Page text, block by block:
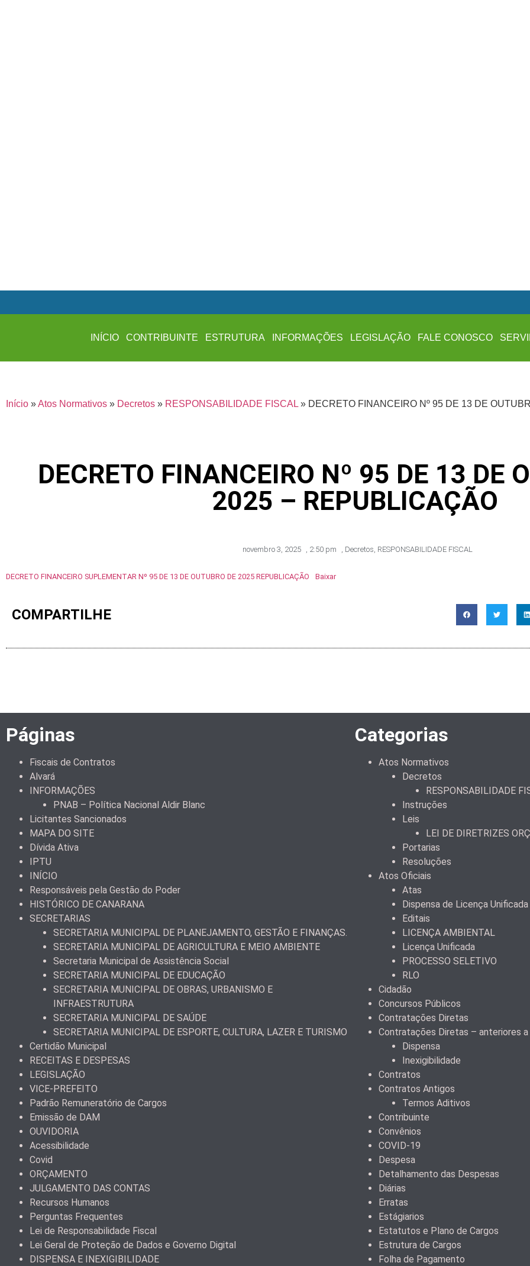
INÍCIO CONTRIBUINTE ESTRUTURA INFORMAÇÕES LEGISLAÇÃO FALE CONOSCO
Início »Atos Normativos » Decretos » RESPONSABILIDADE FISCAL » DECRETO FINANCEIRO Nº 95 DE 13 DE
DECRETO FINANCEIRO Nº 95 DE 13 DE
2025 – REPUBLICAÇÃO
novembro 3, 2025 , 2:50 pm , Decretos, RESPONSABILIDADE FISCAL
DECRETO FINANCEIRO SUPLEMENTAR Nº 95 DE 13 DE OUTUBRO DE 2025 REPUBLICAÇÃO Baixar
COMPARTILHE
Páginas
Fiscais de Contratos
Alvará
INFORMAÇÕES
PNAB – Política Nacional Aldir Blanc
Licitantes Sancionados
MAPA DO SITE
Dívida Ativa
IPTU
INÍCIO
Responsáveis pela Gestão do Poder
HISTÓRICO DE CANARANA
SECRETARIAS
SECRETARIA MUNICIPAL DE PLANEJAMENTO, GESTÃO E FINANÇAS.
SECRETARIA MUNICIPAL DE AGRICULTURA E MEIO AMBIENTE
Secretaria Municipal de Assistência Social
SECRETARIA MUNICIPAL DE EDUCAÇÃO
SECRETARIA MUNICIPAL DE OBRAS, URBANISMO E
INFRAESTRUTURA
SECRETARIA MUNICIPAL DE SAÚDE
SECRETARIA MUNICIPAL DE ESPORTE, CULTURA, LAZER E TURISMO
Certidão Municipal
RECEITAS E DESPESAS
LEGISLAÇÃO
VICE-PREFEITO
Padrão Remuneratório de Cargos
Emissão de DAM
OUVIDORIA
Acessibilidade
Covid
ORÇAMENTO
JULGAMENTO DAS CONTAS
Recursos Humanos
Perguntas Frequentes
Lei de Responsabilidade Fiscal
Lei Geral de Proteção de Dados e Governo Digital
DISPENSA E INEXIGIBILIDADE
Categorias
Atos Normativos
Decretos
RESPONSABILIDADE
Instruções
Leis
LEI DE DIRETRIZES
Portarias
Resoluções
Atos Oficiais
Atas
Dispensa de Licença Unificada
Editais
LICENÇA AMBIENTAL
Licença Unificada
PROCESSO SELETIVO
RLO
Cidadão
Concursos Públicos
Contratações Diretas
Contratações Diretas – anteriores
Dispensa
Inexigibilidade
Contratos
Contratos Antigos
Termos Aditivos
Contribuinte
Convênios
COVID-19
Despesa
Detalhamento das Despesas
Diárias
Erratas
Estágiarios
Estatutos e Plano de Cargos
Estrutura de Cargos
Folha de Pagamento